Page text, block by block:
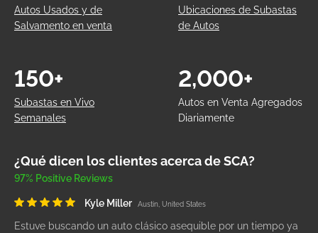
Autos Usados y de
Salvamento en venta
Ubicaciones de Subastas
de Autos
Subastas en Vivo
Semanales
150+
Autos en Venta Agregados
Diariamente
2,000+
¿Qué dicen los clientes acerca de SCA?
97% Positive Reviews
Kyle Miller Austin, United States
Estuve buscando un auto clásico asequible por un tiempo ya